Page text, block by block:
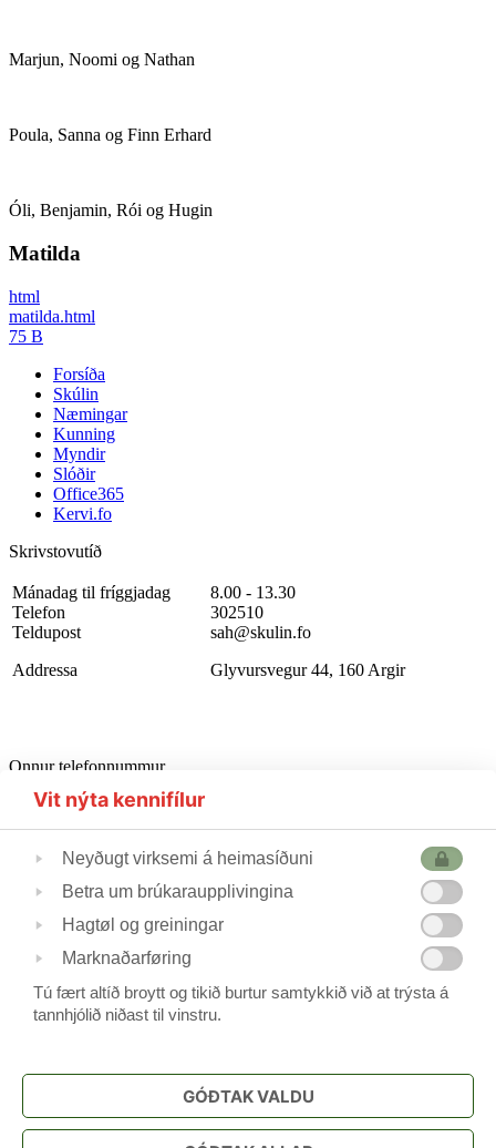
Marjun, Noomi og Nathan
Poula, Sanna og Finn Erhard
Óli, Benjamin, Rói og Hugin
Matilda
html
matilda.html
75 B
Forsíða
Skúlin
Næmingar
Kunning
Myndir
Slóðir
Office365
Kervi.fo
Skrivstovutíð
Mánadag til fríggjadag
Telefon
Teldupost
Addressa
8.00 - 13.30
302510
sah@skulin.fo
Glyvursvegur 44, 160 Argir
Onnur telefonnummur
Starvsfólkarúm
Førleikastovan
Heilsufrøðingur
302510
222445
562355
Varaskúlastjórin
Skrivstovukvinnan
227244 / 223690
506088
215388/211744
Frítíðarskúlin www.argjahamri.fo
Vit nýta kennifílur
Neyðugt virksemi á heimasíðuni
Betra um brúkaraupplivingina
Hagtøl og greiningar
Marknaðarføring
Tú fært altíð broytt og tikið burtur samtykkið við at trýsta á
tannhjólið niðast til vinstru.
GÓÐTAK VALDU